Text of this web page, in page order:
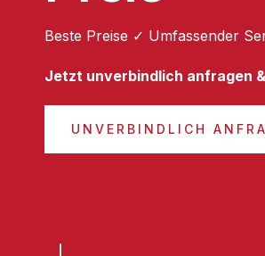
Beste Preise ✓ Umfassender
Jetzt unverbindlich anfragen
UNVERBINDLICH